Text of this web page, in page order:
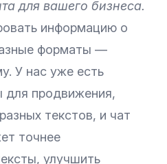
для вашего бизнеса.
информацию о
форматы —
У нас уже есть
продвижения,
текстов, и чат
точнее
улучшить